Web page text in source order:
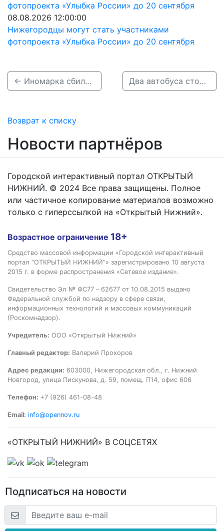
08.08.2026 12:00:00
Нижегородцы могут стать участниками
фотопроекта «Улыбка России» до 20 сентября
← Иномарка сбила девушку на электросамокате в Нижнем Новгороде Два автобуса столкнулись на площади Горького в Нижнем Новгороде 23 марта →
Возврат к списку
Новости партнёров
Городской интерактивный портал ОТКРЫТЫЙ
НИЖНИЙ. © 2024 Все права защищены. Полное
или частичное копирование материалов возможно
только с гиперссылкой на «Открытый Нижний».
Возрастное ограничение 18+
Средство массовой информации «Городской интерактивный
портал “ОТКРЫТЫЙ НИЖНИЙ”» зарегистрировано 10 августа
2015 г. в форме распространения «Сетевое издание».
Свидетельство Эл № ФС77 – 62677 от 10.08.2015 выдано
Федеральной службой по надзору в сфере связи,
информационных технологий и массовых коммуникаций
(Роскомнадзор).
Учредитель: ООО «Открытый Нижний»
Главный редактор: Валерий Прохоров
Адрес редакции: 603000, Нижегородская обл., г. Нижний
Новгород, улица Пискунова, д. 59, помещ. П14, офис 606
Телефон: +7 (926) 461-08-48
Email: info@opennov.ru
«ОТКРЫТЫЙ НИЖНИЙ» В СОЦСЕТЯХ
Подписаться на новости